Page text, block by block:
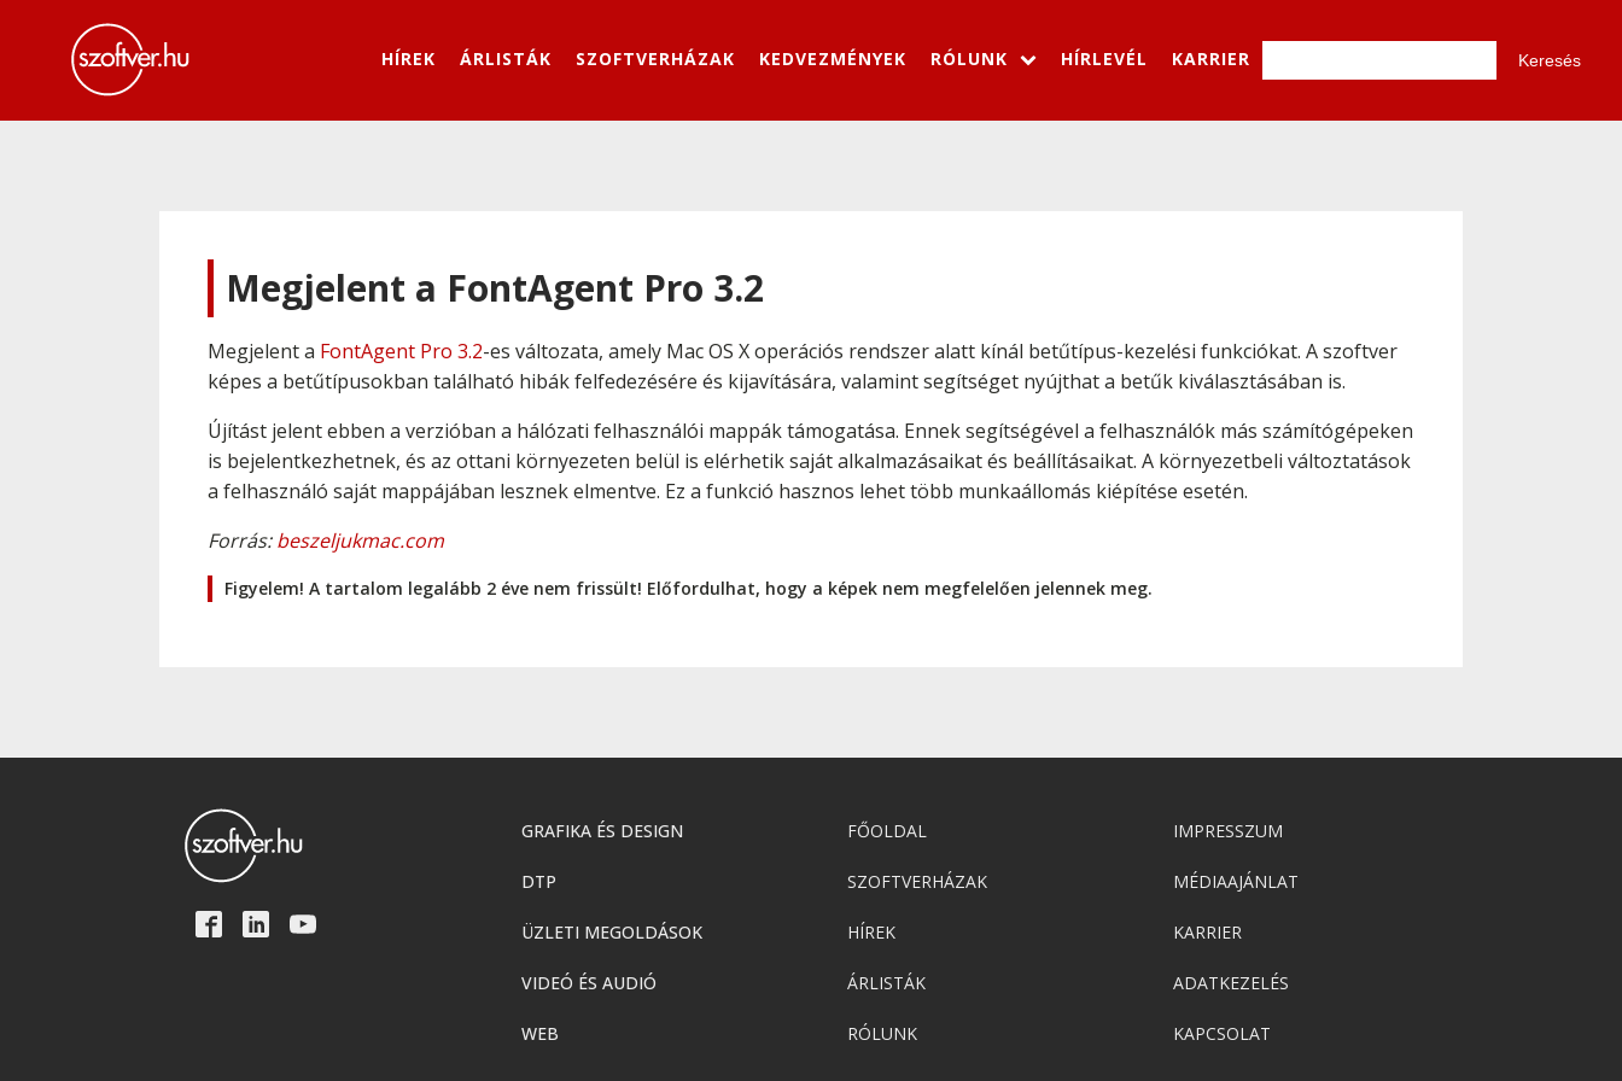
HÍREK ÁRLISTÁK SZOFTVERHÁZAK KEDVEZMÉNYEK RÓLUNK HÍRLEVÉL KARRIER
Megjelent a FontAgent Pro 3.2
Megjelent a FontAgent Pro 3.2-es változata, amely Mac OS X operációs rendszer alatt kínál betűtípus-kezelési funkciókat. A szoftver
képes a betűtípusokban található hibák felfedezésére és kijavítására, valamint segítséget nyújthat a betűk kiválasztásában is.
Újítást jelent ebben a verzióban a hálózati felhasználói mappák támogatása. Ennek segítségével a felhasználók más számítógépeken
is bejelentkezhetnek, és az ottani környezeten belül is elérhetik saját alkalmazásaikat és beállításaikat. A környezetbeli változtatások
a felhasználó saját mappájában lesznek elmentve. Ez a funkció hasznos lehet több munkaállomás kiépítése esetén.
Forrás:beszeljukmac.com
Figyelem! A tartalom legalább 2 éve nem frissült! Előfordulhat, hogy a képek nem megfelelően jelennek meg.
GRAFIKA ÉS DESIGN
DTP
ÜZLETI MEGOLDÁSOK
VIDEÓ ÉS AUDIÓ
WEB
FŐOLDAL
SZOFTVERHÁZAK
HÍREK
ÁRLISTÁK
RÓLUNK
IMPRESSZUM
MÉDIAAJÁNLAT
KARRIER
ADATKEZELÉS
KAPCSOLAT